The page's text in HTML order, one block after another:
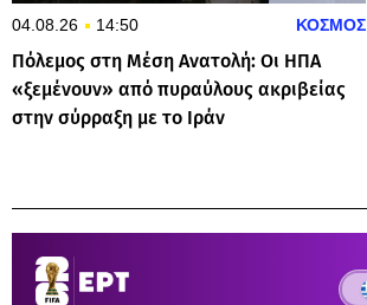
04.08.26 14:50 ΚΟΣΜΟΣ
Πόλεμος στη Μέση Ανατολή: Οι ΗΠΑ
«ξεμένουν» από πυραύλους ακριβείας
στην σύρραξη με το Ιράν